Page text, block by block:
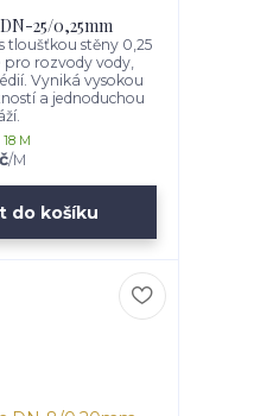
25/0,25mm
tloušťkou stěny 0,25
pro rozvody vody,
Vyniká vysokou
a jednoduchou
/M
Skladem 18 M
do košíku